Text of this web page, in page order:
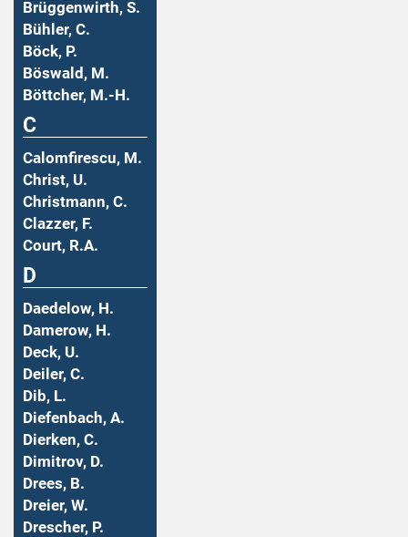
Brüggenwirth, S.
Bühler, C.
Böck, P.
Böswald, M.
Böttcher, M.-H.
C
Calomfirescu, M.
Christ, U.
Christmann, C.
Clazzer, F.
Court, R.A.
D
Daedelow, H.
Damerow, H.
Deck, U.
Deiler, C.
Dib, L.
Diefenbach, A.
Dierken, C.
Dimitrov, D.
Drees, B.
Dreier, W.
Drescher, P.